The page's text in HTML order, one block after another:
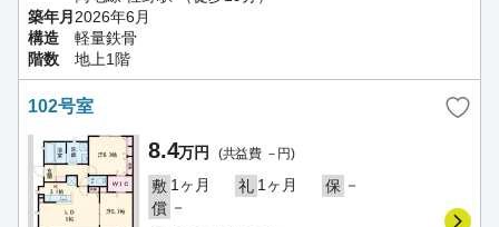
築年月2026年6月
構造
軽量鉄骨
階数
地上1階
102号室
8.4万円 (共益費 －円)
敷 1ヶ月 礼 1ヶ月 保 －
償 －